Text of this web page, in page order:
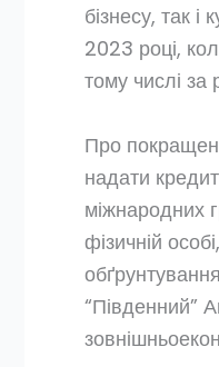
бізнесу, так
2023 році,
тому числі за
Про
надати
міжнародних
фізичній
“Південний”